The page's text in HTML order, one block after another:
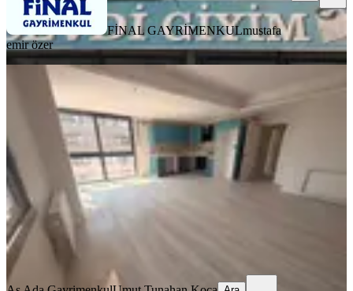
FİNAL GAYRİMENKULmustafa
emir özer
Adana Seyhan Kiralık 3+1 Havuzlu
Site İçinde Daire
Seyhan, Mithatpaşa Mahallesi
3+1·135 m²· 12. Kat· 06.08.2026
30.000 ₺
As Ada Gayrimenkul
Ara